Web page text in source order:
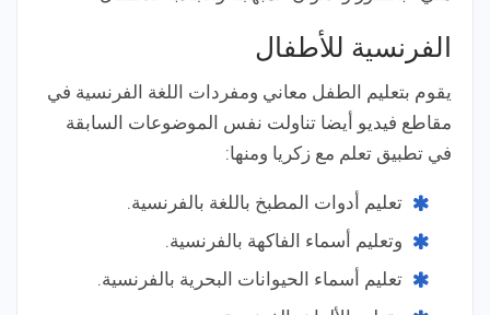
الفرنسية للأطفال
يقوم بتعليم الطفل معاني ومفردات اللغة الفرنسية في
مقاطع فيديو أيضا تناولت نفس الموضوعات السابقة
في تطبيق تعلم مع زكريا ومنها:
تعليم أدوات المطبخ باللغة بالفرنسية.
وتعليم أسماء الفاكهة بالفرنسية.
تعليم أسماء الحيوانات البحرية بالفرنسية.